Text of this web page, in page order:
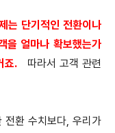
는 단기적인 전환이나
을 얼마나 확보했는가
죠.
따라서 고객 관련
전환 수치보다, 우리가